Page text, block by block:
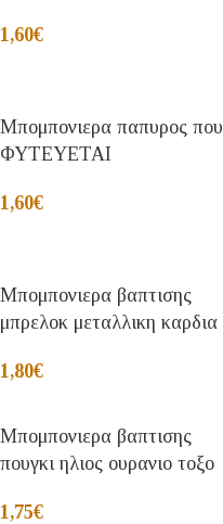
1,60€
Μπομπονιερα παπυρος που
ΦΥΤΕΥΕΤΑΙ
1,60€
Μπομπονιερα βαπτισης
μπρελοκ μεταλλικη καρδια
1,80€
Μπομπονιερα βαπτισης
πουγκι ηλιος ουρανιο τοξο
1,75€